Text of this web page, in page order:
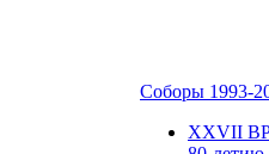
Соборы 1993-
ХХVII